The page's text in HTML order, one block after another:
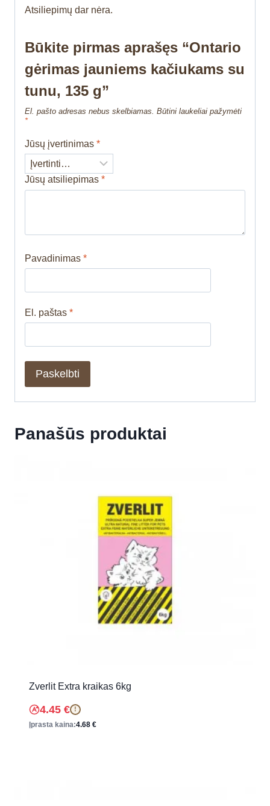
Atsiliepimų dar nėra.
Būkite pirmas aprašęs “Ontario
gėrimas jauniems kačiukams su
tunu, 135 g”
El. pašto adresas nebus skelbiamas. Būtini laukeliai pažymėti
*
Jūsų įvertinimas *
Jūsų atsiliepimas *
Pavadinimas *
El. paštas *
Panašūs produktai
Zverlit Extra kraikas 6kg
4.45 € !
Įprasta kaina:4.68 €